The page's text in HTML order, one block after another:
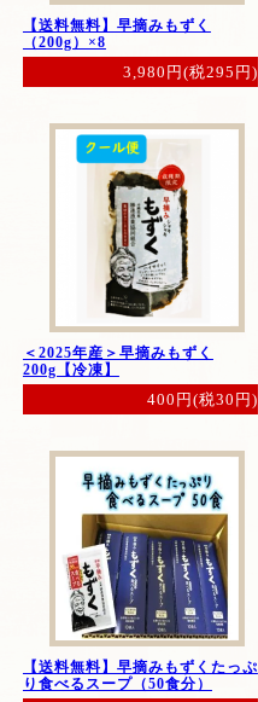
【送料無料】早摘みもずく
（200g）×8
3,980円(税295円)
＜2025年産＞早摘みもずく
200g【冷凍】
400円(税30円)
【送料無料】早摘みもずくたっぷ
り食べるスープ（50食分）